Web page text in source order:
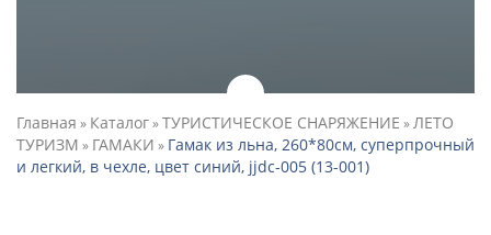
Главная » Каталог»ТУРИСТИЧЕСКОЕ СНАРЯЖЕНИЕ »ЛЕТО
ТУРИЗМ » ГАМАКИ » Гамак из льна, 260*80см, суперпрочный
и легкий, в чехле, цвет синий, jjdc-005 (13-001)